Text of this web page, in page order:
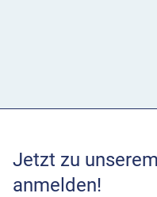
Jetzt zu
anmelden!